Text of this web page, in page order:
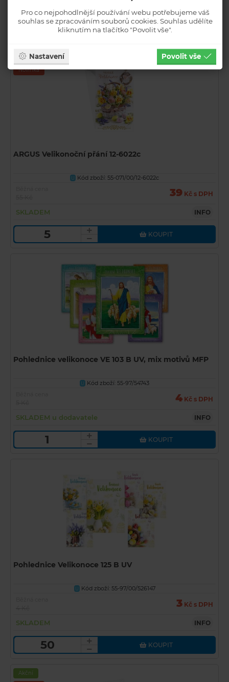
Pro co nejpohodlnější používání webu potřebujeme váš
souhlas se zpracováním souborů cookies. Souhlas udělíte
kliknutím na tlačítko "Povolit vše".
Nastavení Povolit vše
KOUPIT
Akční
Novinka
ARGUS Velikonoční přání 12-6022c
U
Kód zboží: 55-071/00/12-6022c
39 Kč s DPH
SKLADEM INFO
KOUPIT
Pohlednice velikonoce VE 103 B UV, mix motivů MFP
U
Kód zboží: 55-97/54743
4 Kč s DPH
SKLADEM u dodavatele INFO
KOUPIT
Pohlednice Velikonoce 125 B UV
U Kód zboží: 55-97/00/526147
3 Kč s DPH
SKLADEM INFO
KOUPIT
Akční